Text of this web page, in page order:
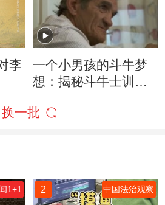
李
一个小男孩的斗牛梦
想：揭秘斗牛士训练
换一批
1+1 2 中国法治观察